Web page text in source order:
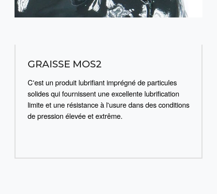
GRAISSE MOS2
C'est un produit lubrifiant imprégné de particules
solides qui fournissent une excellente lubrification
limite et une résistance à l'usure dans des conditions
de pression élevée et extrême.